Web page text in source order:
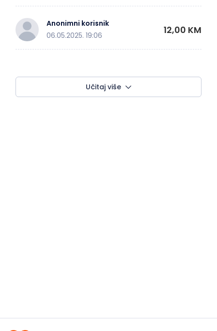
Anonimni korisnik
06.05.2025. 19:06
12,00 KM
Učitaj više